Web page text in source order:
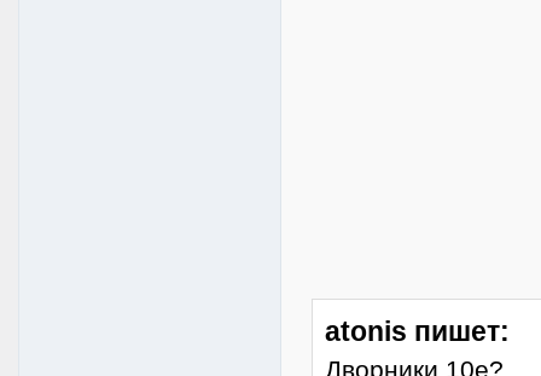
atonis пишет:
Дворники 10е?